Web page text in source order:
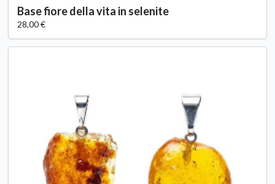
Base fiore della vita in selenite
28,00 €